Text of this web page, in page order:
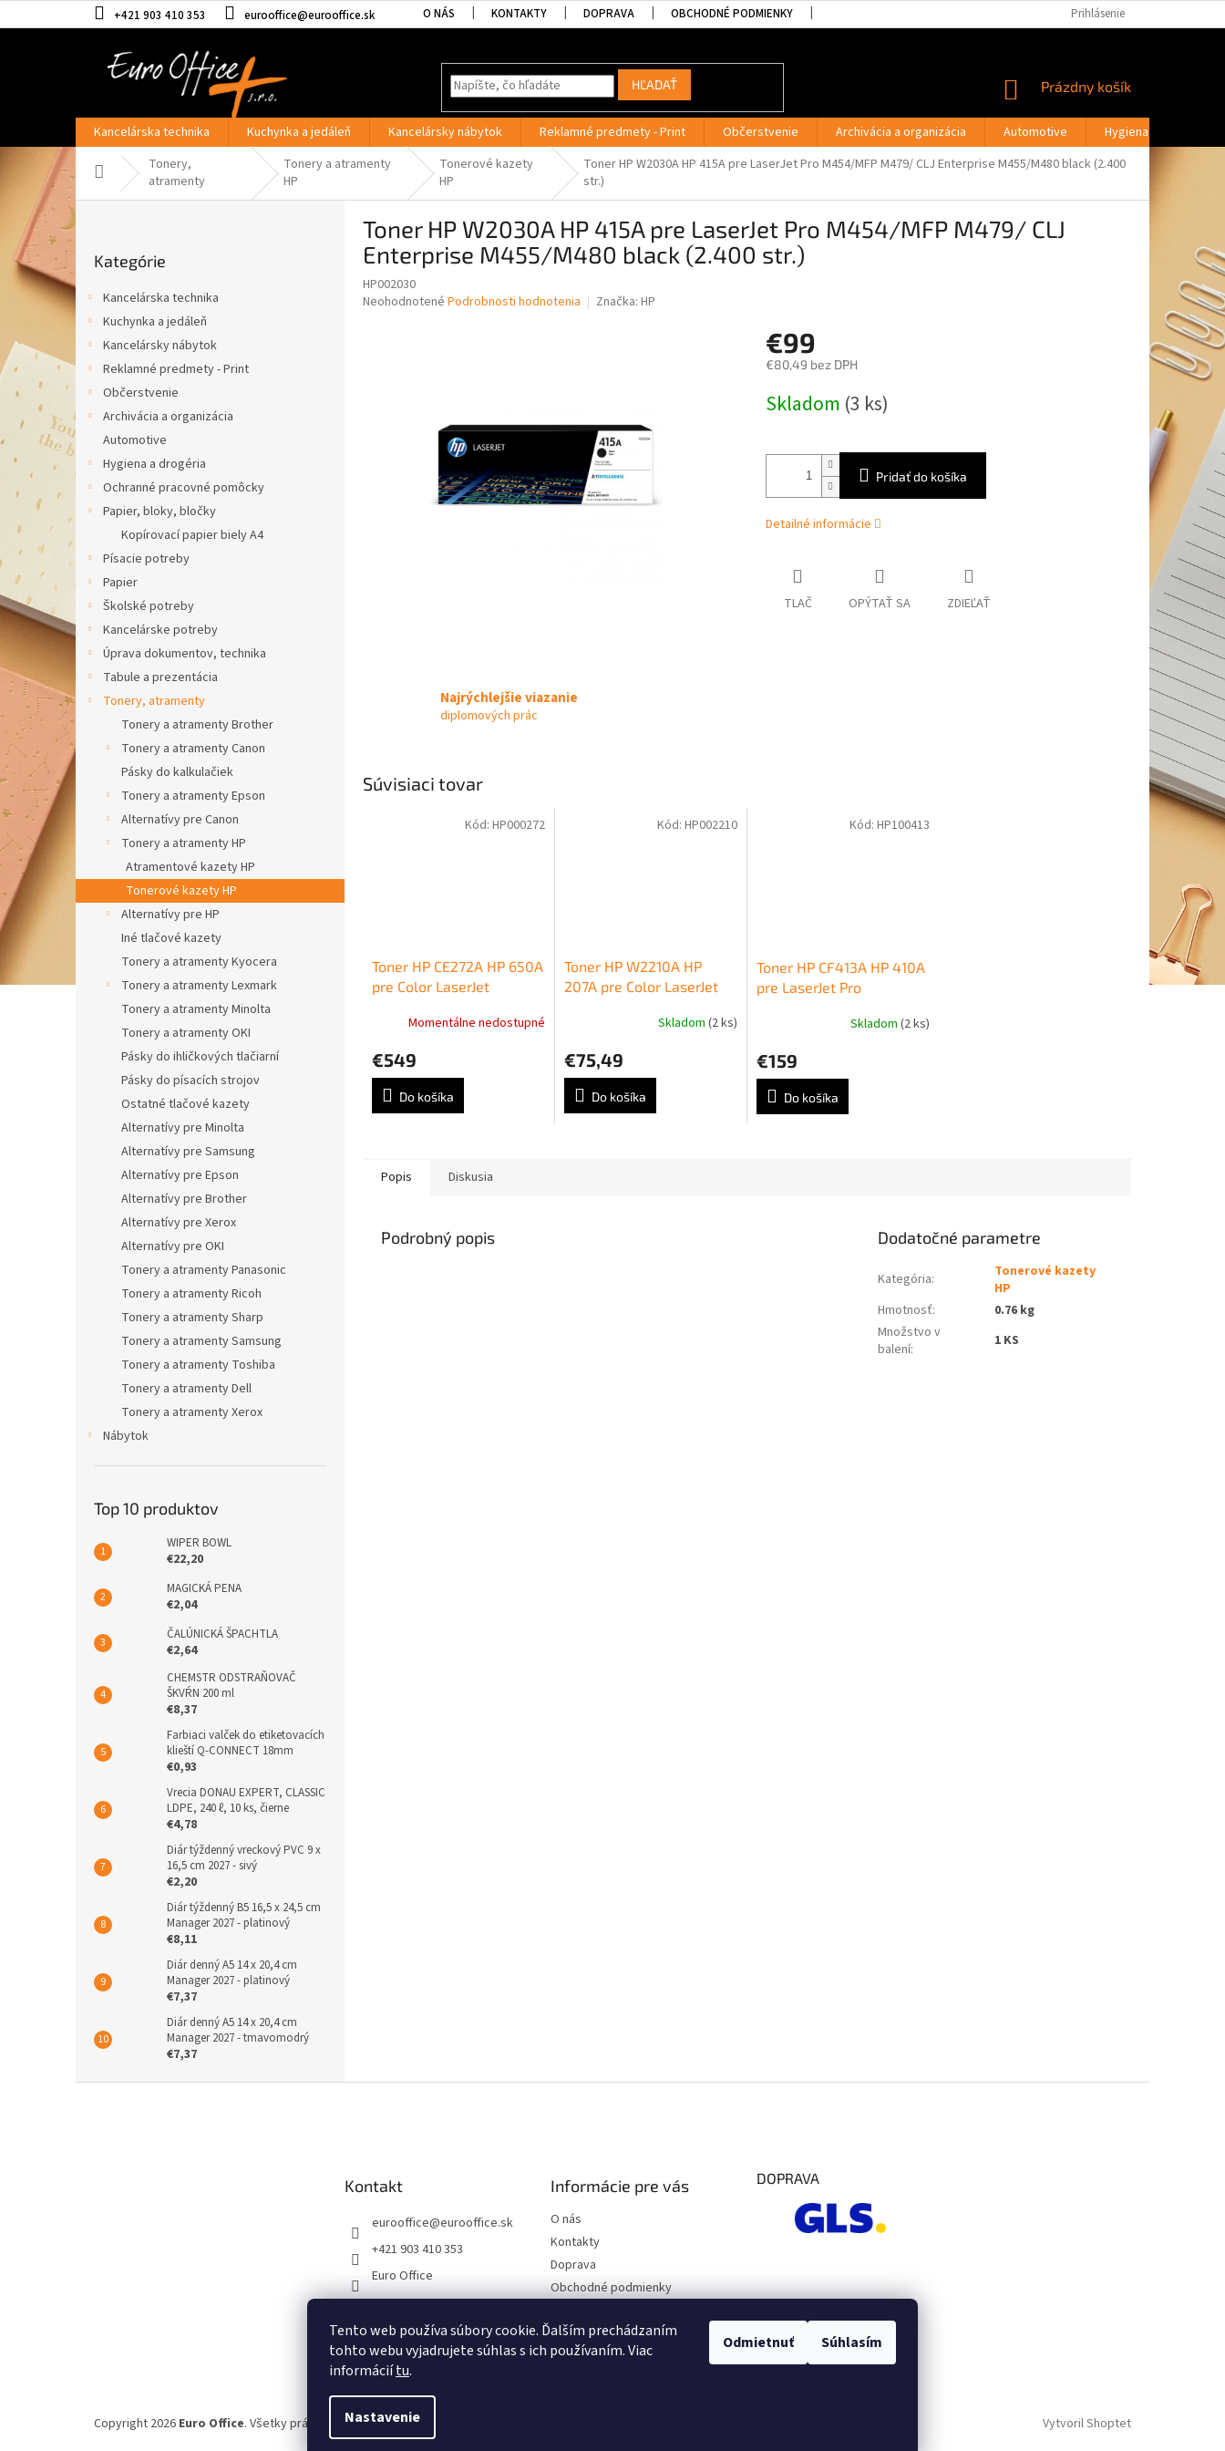
Tento web používa súbory cookie. Ďalším prechádzaním
tohto webu vyjadrujete súhlas s ich používaním. Viac
informáciítu.
Nastavenie
Odmietnuť Súhlasím
na
+421 903 410 353 eurooffice@eurooffice.sk O NÁS KONTAKTY DOPRAVA OBCHODNÉ PODMIENKY MOJA OBJEDNÁVKA
Prihlásenie
HĽADAŤ
NÁKUPNÝ
Prázdny košík
Kancelárska technika Kuchynka a jedáleň Kancelársky nábytok Reklamné predmety - Print Občerstvenie Archivácia a organizácia Automotive Hygiena a drogéria
Domov Tonery,
atramenty
Tonery a atramenty
HP
Tonerové kazety
HP
Toner HP W2030A HP 415A pre LaserJet Pro M454/MFP M479/ CLJ Enterprise M455/M480 black (2.400
str.)
B
o
ý
p
e
kategórie
Kategórie
Kancelárska technika
Kuchynka a jedáleň
Kancelársky nábytok
Reklamné predmety - Print
Občerstvenie
Archivácia a organizácia
Automotive
Hygiena a drogéria
Ochranné pracovné pomôcky
Papier, bloky, bločky
Kopírovací papier biely A4
Písacie potreby
Papier
Školské potreby
Kancelárske potreby
Úprava dokumentov, technika
Tabule a prezentácia
Tonery, atramenty
Tonery a atramenty Brother
Tonery a atramenty Canon
Pásky do kalkulačiek
Tonery a atramenty Epson
Alternatívy pre Canon
Tonery a atramenty HP
Atramentové kazety HP
Tonerové kazety HP
Alternatívy pre HP
Iné tlačové kazety
Tonery a atramenty Kyocera
Tonery a atramenty Lexmark
Tonery a atramenty Minolta
Tonery a atramenty OKI
Pásky do ihličkových tlačiarní
Pásky do písacích strojov
Ostatné tlačové kazety
Alternatívy pre Minolta
Alternatívy pre Samsung
Alternatívy pre Epson
Alternatívy pre Brother
Alternatívy pre Xerox
Alternatívy pre OKI
Tonery a atramenty Panasonic
Tonery a atramenty Ricoh
Tonery a atramenty Sharp
Tonery a atramenty Samsung
Tonery a atramenty Toshiba
Tonery a atramenty Dell
Tonery a atramenty Xerox
Nábytok
Top 10 produktov
WIPER BOWL
€22,20
MAGICKÁ PENA
€2,04
ČALÚNICKÁ ŠPACHTLA
€2,64
CHEMSTR ODSTRAŇOVAČ
ŠKVŔN 200 ml
€8,37
Farbiaci valček do etiketovacích
klieští Q-CONNECT 18mm
€0,93
Vrecia DONAU EXPERT, CLASSIC
LDPE, 240 ℓ, 10 ks, čierne
€4,78
Diár týždenný vreckový PVC 9 x
16,5 cm 2027 - sivý
€2,20
Diár týždenný B5 16,5 x 24,5 cm
Manager 2027 - platinový
€8,11
Diár denný A5 14 x 20,4 cm
Manager 2027 - platinový
€7,37
Diár denný A5 14 x 20,4 cm
Manager 2027 - tmavomodrý
€7,37
Toner HP W2030A HP 415A pre LaserJet Pro M454/MFP M479/ CLJ
Enterprise M455/M480 black (2.400 str.)
HP002030
Priemerné
Neohodnotené Podrobnosti hodnotenia Značka: HP
€99
€80,49 bez DPH
cena:
Skladom (3 ks)
Pridať do košíka
Detailné informácie
TLAČ OPÝTAŤ SA ZDIEĽAŤ
Najrýchlejšie viazanie
diplomových prác
Súvisiaci tovar
Toner HP CE272A HP 650A
pre Color LaserJet
yellow (15.000 str.)
Momentálne nedostupné
€549
Do košíka
Kód: HP000272
Toner HP W2210A HP
207A pre Color LaserJet
M283 black (1.350 str.)
Skladom (2 ks)
€75,49
Do košíka
Kód: HP002210
Toner HP CF413A HP 410A
pre LaserJet Pro
magenta (2.300 str.)
Skladom(2 ks)
€159
Do košíka
Kód:HP100413
Popis Diskusia
Podrobný popis Dodatočné parametre
Kategória:
Tonerové kazety
HP
Hmotnosť:
0.76 kg
Množstvo v
balení: 1 KS
Kontakt
eurooffice@eurooffice.sk
+421 903 410 353
Euro Office
Informácie pre vás
O nás
Kontakty
Doprava
Obchodné podmienky
údajov
Moja objednávka
DOPRAVA
Vytvoril Shoptet
Copyright 2026 Euro Office. Všetky práva vyhradené.